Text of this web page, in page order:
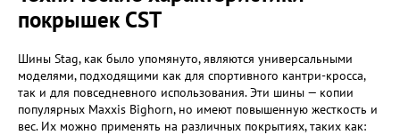
покрышек CST
Шины Stag, как было упомянуто, являются универсальными
моделями, подходящими как для спортивного кантри-кросса,
так и для повседневного использования. Эти шины — копии
популярных Maxxis Bighorn, но имеют повышенную жесткость и
вес. Их можно применять на различных покрытиях, таких как: